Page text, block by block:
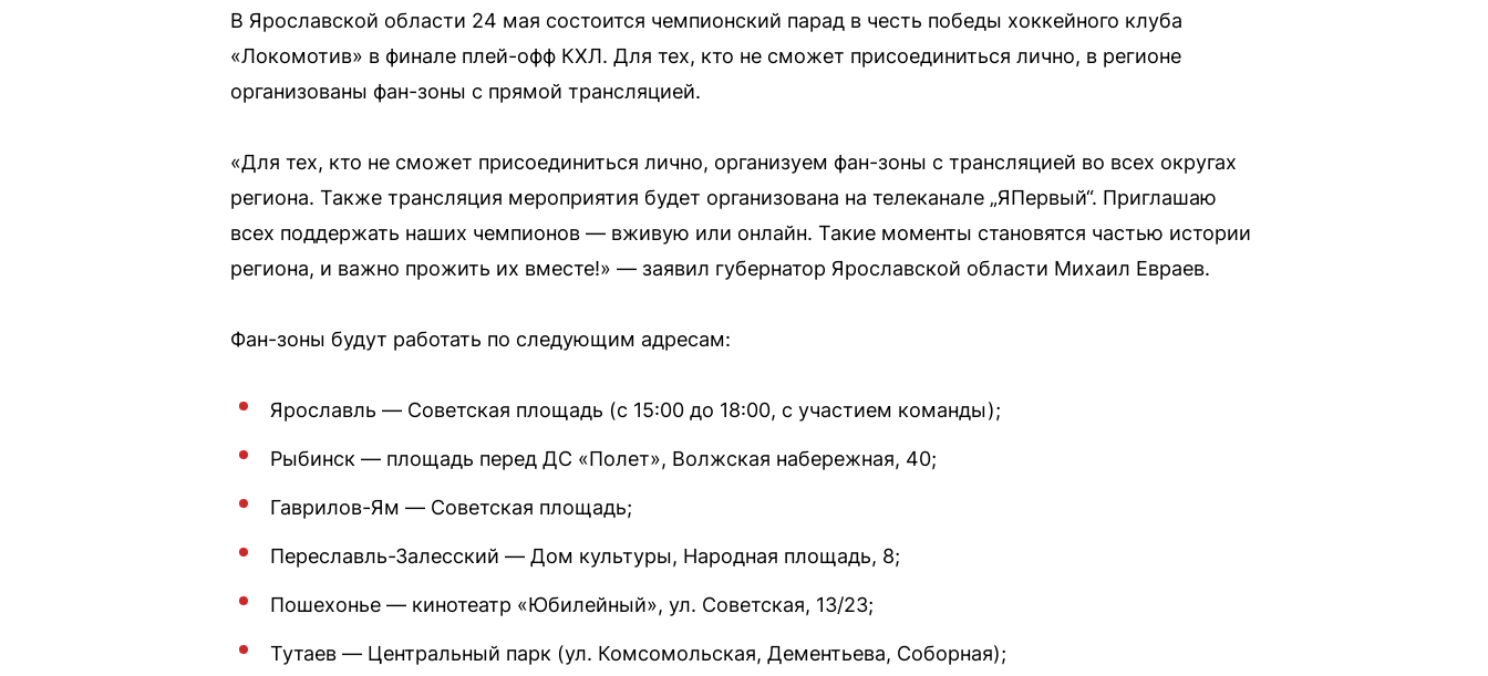
В Ярославской области 24 мая состоится чемпионский парад в честь победы хоккейного клуба
«Локомотив» в финале плей-офф КХЛ. Для тех, кто не сможет присоединиться лично, в регионе
организованы фан-зоны с прямой трансляцией.
«Для тех, кто не сможет присоединиться лично, организуем фан-зоны с трансляцией во всех округах
региона. Также трансляция мероприятия будет организована на телеканале „ЯПервый“. Приглашаю
всех поддержать наших чемпионов — вживую или онлайн. Такие моменты становятся частью истории
региона, и важно прожить их вместе!» — заявил губернатор Ярославской области Михаил Евраев.
Фан-зоны будут работать по следующим адресам:
Ярославль — Советская площадь (с 15:00 до 18:00, с участием команды);
Рыбинск — площадь перед ДС «Полет», Волжская набережная, 40;
Гаврилов-Ям — Советская площадь;
Переславль-Залесский — Дом культуры, Народная площадь, 8;
Пошехонье — кинотеатр «Юбилейный», ул. Советская, 13/23;
Тутаев — Центральный парк (ул. Комсомольская, Дементьева, Соборная);